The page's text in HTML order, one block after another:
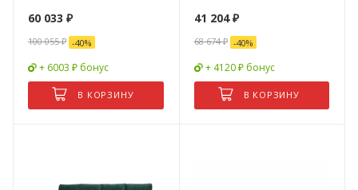
60 033 ₽
100 055₽ -40%
+ 6003 ₽ бонус
В КОРЗИНУ
41 204₽
68 674₽ -40%
+ 4120 ₽ бонус
В КОРЗИНУ